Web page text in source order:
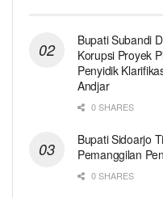
Bupati Subandi
Korupsi Proyek
Penyidik
Andjar
0 SHARES
Bupati Sidoarjo
Pemanggilan
0 SHARES